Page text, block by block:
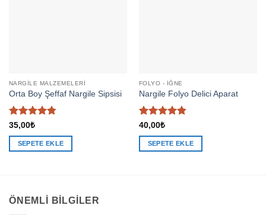
NARGILE MALZEMELERI
Orta Boy Şeffaf Nargile Sipsisi
5
üzerinden
4.79oy
aldı
35,00₺
SEPETE EKLE
FOLYO - İĞNE
Nargile Folyo Delici Aparat
5 üzerinden
4.83oy
aldı
40,00₺
SEPETE EKLE
ÖNEMLI BILGILER